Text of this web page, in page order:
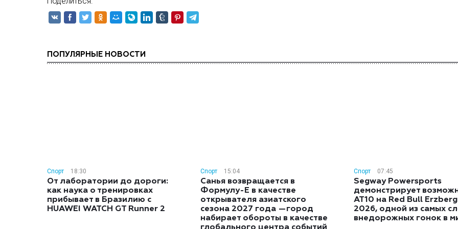
ПОПУЛЯРНЫЕ НОВОСТИ
Спорт 18:30
От лаборатории до дороги:
как наука о тренировках
прибывает в Бразилию с
HUAWEI WATCH GT Runner 2
Спорт 15:04
Санья возвращается в
Формулу-E в качестве
открывателя азиатского
сезона 2027 года —город
набирает обороты в качестве
Спорт 07:45
Segway Powersports
демонстрирует
AT10 на Red Bull
2026, одной из самых
внедорожных гонок в